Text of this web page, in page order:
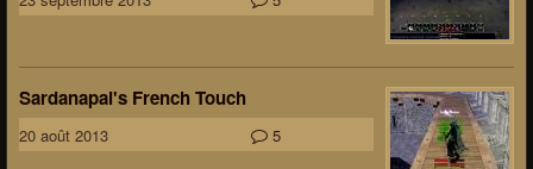
Sardanapal's French Touch
20 août 2013 5